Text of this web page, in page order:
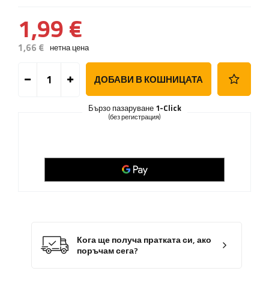
1,99 €
1,66 € нетна цена
ДОБАВИ В КОШНИЦАТА
Бързо пазаруване 1-Click
(без регистрация)
Кога ще получа пратката си, ако
поръчам сега?